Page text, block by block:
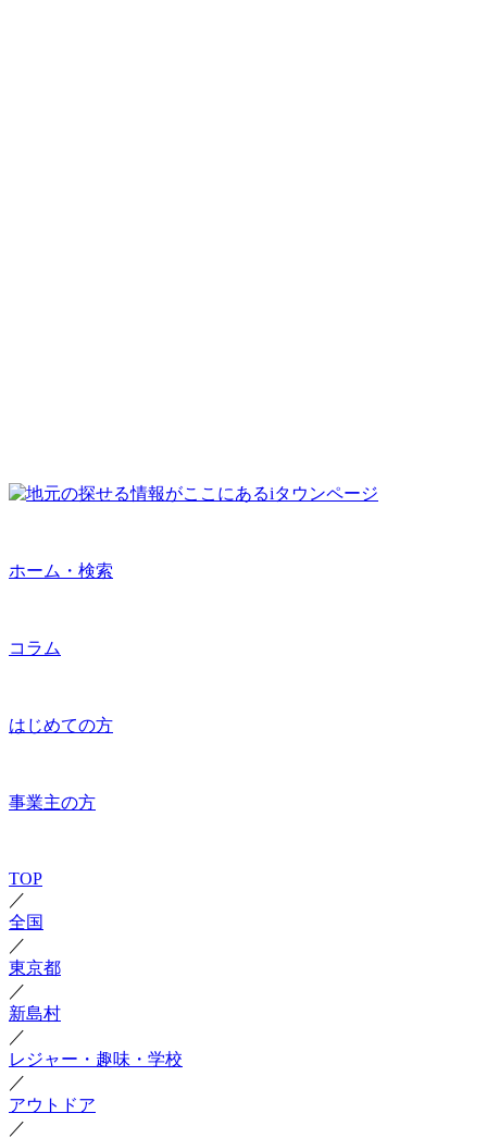
ホーム・検索
コラム
はじめての方
事業主の方
TOP
／
全国
／
東京都
／
新島村
／
レジャー・趣味・学校
／
アウトドア
／